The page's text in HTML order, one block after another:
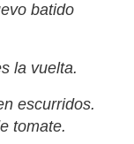
batido
la vuelta.
escurridos.
tomate.